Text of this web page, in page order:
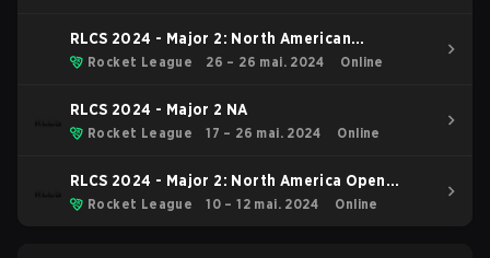
RLCS 2024 - Major 2: North American
Tiebreaker
Rocket League 26 – 26 mai. 2024 Online
RLCS 2024 - Major 2 NA
Rocket League 17 – 26 mai. 2024 Online
RLCS 2024 - Major 2: North America Open
Qualifier 5
Rocket League 10 – 12 mai. 2024 Online